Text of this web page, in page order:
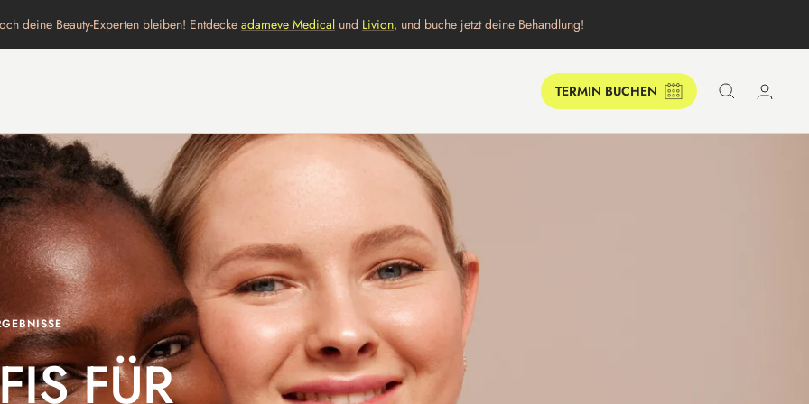
deine Beauty-Experten bleiben! Entdecke adameve Medical und Livion, und buche jetzt deine Behandlung!
TERMIN BUCHEN
FÜR